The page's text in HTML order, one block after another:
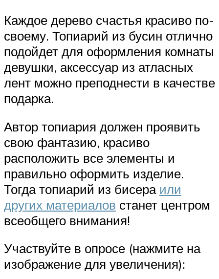
Каждое дерево счастья красиво по-
своему. Топиарий из бусин отлично
подойдет для оформления комнаты
девушки, аксессуар из атласных
лент можно преподнести в качестве
подарка.
Автор топиария должен проявить
свою фантазию, красиво
расположить все элементы и
правильно оформить изделие.
Тогда топиарий из бисера или
других материалов станет центром
всеобщего внимания!
Участвуйте в опросе (нажмите на
изображение для увеличения):